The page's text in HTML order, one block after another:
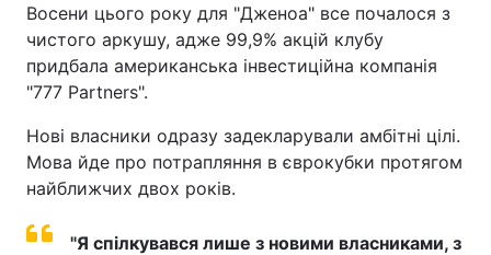
Восени цього року для "Дженоа" все почалося з
чистого аркушу, адже 99,9% акцій клубу
придбала американська інвестиційна компанія
"777 Partners".
Нові власники одразу задекларували амбітні цілі.
Мова йде про потрапляння в єврокубки протягом
найближчих двох років.
"Я спілкувався лише з новими власниками, з